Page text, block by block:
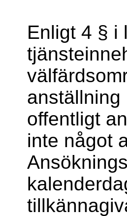
Enligt 4 § i
anställning
offentligt
inte något